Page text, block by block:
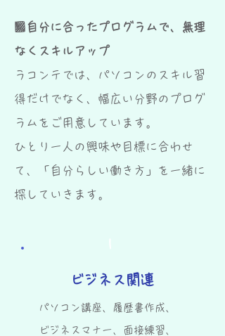
■自分に合ったプログラムで、無理
なくスキルアップ
ラコンテでは、パソコンのスキル習
得だけでなく、幅広い分野のプログ
ラムをご用意しています。
ひとり一人の興味や目標に合わせ
て、「自分らしい働き方」を一緒に
探していきます。
ビジネス関連
パソコン講座、履歴書作成、
ビジネスマナー​、面接練習、